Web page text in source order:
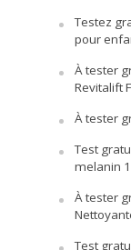
Testez
pour
À tester
Revitalift
À tester
Test
melanin
À tester
Test